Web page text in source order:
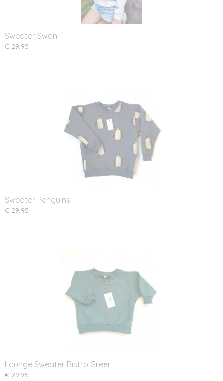
Sweater Swan
€ 29,95
Sweater Penguins
€ 29,95
Lounge Sweater Bistro Green
€ 29,95